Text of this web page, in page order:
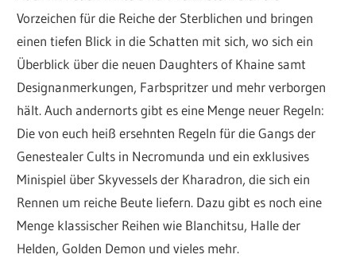
Vorzeichen für die Reiche der Sterblichen und bringen
einen tiefen Blick in die Schatten mit sich, wo sich ein
Überblick über die neuen Daughters of Khaine samt
Designanmerkungen, Farbspritzer und mehr verborgen
hält. Auch andernorts gibt es eine Menge neuer Regeln:
Die von euch heiß ersehnten Regeln für die Gangs der
Genestealer Cults in Necromunda und ein exklusives
Minispiel über Skyvessels der Kharadron, die sich ein
Rennen um reiche Beute liefern. Dazu gibt es noch eine
Menge klassischer Reihen wie Blanchitsu, Halle der
Helden, Golden Demon und vieles mehr.